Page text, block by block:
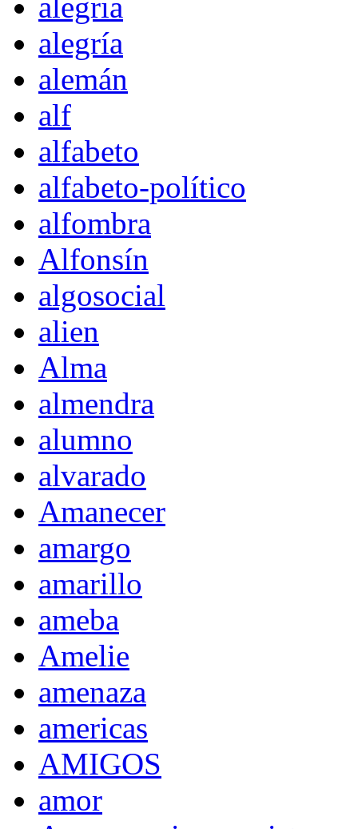
alegria
alegría
alemán
alf
alfabeto
alfabeto-político
alfombra
Alfonsín
algosocial
alien
Alma
almendra
alumno
alvarado
Amanecer
amargo
amarillo
ameba
Amelie
amenaza
americas
AMIGOS
amor